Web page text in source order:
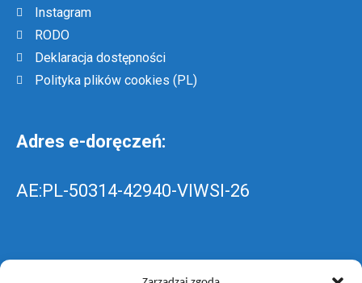
Instagram
RODO
Deklaracja dostępności
Polityka plików cookies (PL)
Adres e-doręczeń:
AE:PL-50314-42940-VIWSI-26
Skrzynka EPUAP: ZespolLowicz